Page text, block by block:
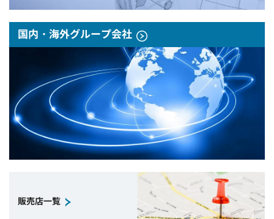
国内・海外グループ会社
販売店一覧